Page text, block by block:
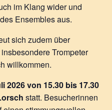
im Klang wider und
Ensembles aus.
sich zudem über
Trompeter
willkommen.
2026 von 15.30 bis 17.30
statt. Besucherinnen